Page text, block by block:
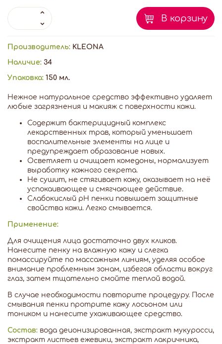
В корзину
Производитель: KLEONA
Наличие: 34
Упаковка: 150 мл.
Нежное натуральное средство эффективно удаляет
любые загрязнения и макияж с поверхности кожи.
Содержит бактерицидный комплекс
лекарственных трав, который уменьшает
воспалительные элементы на лице и
предупреждает образование новых.
Осветляет и очищает комедоны, нормализует
выработку кожного секрета.
Не сушит, не стягивает кожу, оказывает на неё
успокаивающее и смягчающее действие.
Слабокислый рН пенки повышает защитные
свойства кожи. Легко смывается.
Применение:
Для очищения лица достаточно двух кликов.
Нанесите пенку на влажную кожу и слегка
помассируйте по массажным линиям, уделяя особое
внимание проблемным зонам, избегая области вокруг
глаз, затем тщательно смойте теплой водой.
В случае необходимости повторите процедуру. После
смывания пенки протрите кожу лосьоном или
тоником и нанесите ухаживающее средство.
Состав: вода деионизированная, экстракт мукуросси,
экстракт листьев ежевики, экстракт лакричника,